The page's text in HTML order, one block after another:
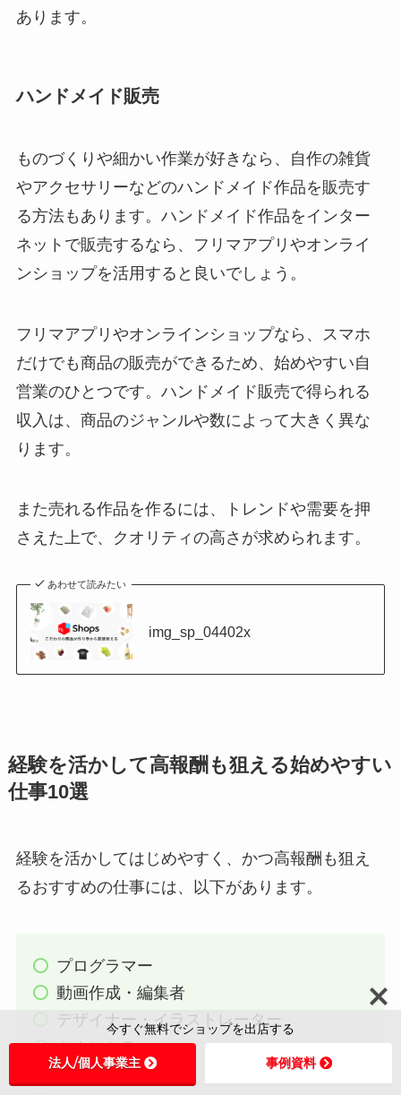
あります。
ハンドメイド販売
ものづくりや細かい作業が好きなら、自作の雑貨
やアクセサリーなどのハンドメイド作品を販売す
る方法もあります。ハンドメイド作品をインター
ネットで販売するなら、フリマアプリやオンライ
ンショップを活用すると良いでしょう。
フリマアプリやオンラインショップなら、スマホ
だけでも商品の販売ができるため、始めやすい自
営業のひとつです。ハンドメイド販売で得られる
収入は、商品のジャンルや数によって大きく異な
ります。
また売れる作品を作るには、トレンドや需要を押
さえた上で、クオリティの高さが求められます。
あわせて読みたい
img_sp_04402x
経験を活かして高報酬も狙える始めやすい
仕事10選
経験を活かしてはじめやすく、かつ高報酬も狙え
るおすすめの仕事には、以下があります。
プログラマー
動画作成・編集者
デザイナー・イラストレーター
カウンセラー
オンライン教室
今すぐ無料でショップを出店する
法人/個人事業主 事例資料